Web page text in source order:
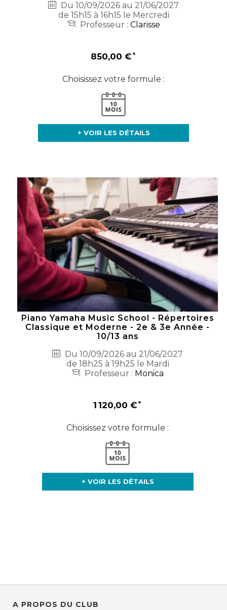
Du 10/09/2026 au 21/06/2027
de 15h15 à 16h15 le Mercredi
Professeur : Clarisse
850,00 €
Choisissez votre formule :
+ VOIR LES DÉTAILS
Piano Yamaha Music School - Répertoires
Classique et Moderne - 2e & 3e Année -
10/13 ans
Du 10/09/2026 au 21/06/2027
de 18h25 à 19h25 le Mardi
Professeur : Monica
1 120,00 €
Choisissez votre formule :
+ VOIR LES DÉTAILS
A PROPOS DU CLUB